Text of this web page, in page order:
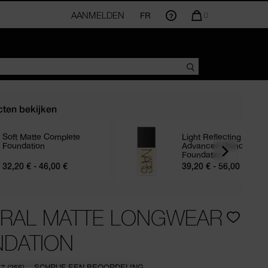
AANMELDEN FR
AANTAL
0
bekijken
Soft Matte Complete
Foundation
32,20 € - 46,00 €
Light Reflecting
Advanced Skincare
Foundation
39,20 € - 56,00 €
MATTE LONGWEAR